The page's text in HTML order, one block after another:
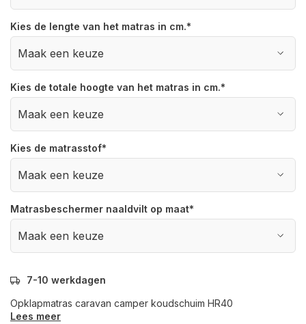
Kies de lengte van het matras in cm.*
Kies de totale hoogte van het matras in cm.*
Kies de matrasstof*
Matrasbeschermer naaldvilt op maat*
7-10 werkdagen
Opklapmatras caravan camper koudschuim HR40
Lees meer